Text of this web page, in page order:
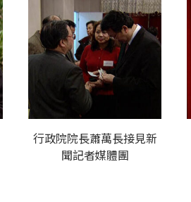
行政院院長蕭萬長接見新
聞記者媒體團